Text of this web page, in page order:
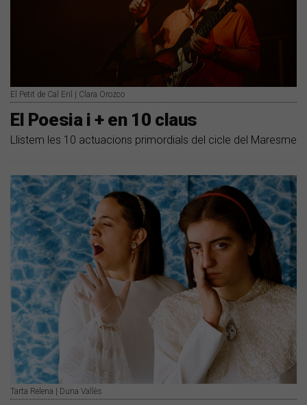
El Petit de Cal Eril | Clara Orozco
El Poesia i + en 10 claus
Llistem les 10 actuacions primordials del cicle del Maresme
Tarta Relena | Duna Vallès